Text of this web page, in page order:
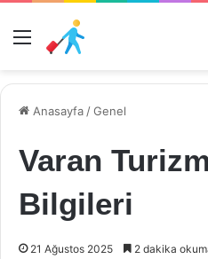
Menü
Anasayfa /Genel
Varan
Bilgileri
21 Ağustos 2025 2 dakika